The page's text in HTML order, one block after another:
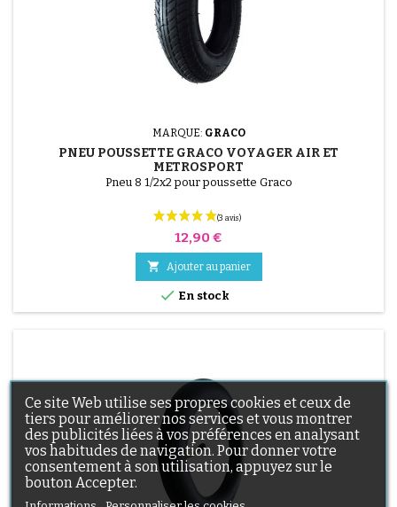
(12 avis)
MARQUE: GRACO
PNEU POUSSETTE GRACO VOYAGER AIR ET
METROSPORT
Pneu 8 1/2x2 pour poussette Graco
Prix
12,90 €
 Ajouter au panier
 En stock
Ce site Web utilise ses propres cookies et ceux de
tiers pour améliorer nos services et vous montrer
des publicités liées à vos préférences en analysant
vos habitudes de navigation. Pour donner votre
consentement à son utilisation, appuyez sur le
bouton Accepter.